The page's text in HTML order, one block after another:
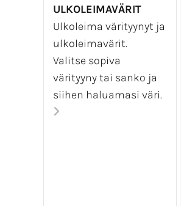
TUE SUOMALAISTA TYÖTÄ.
ULKOLEIMAVÄRIT
Ulkoleima värityynyt ja
ulkoleimavärit.
Valitse sopiva
värityyny tai sanko ja
siihen haluamasi väri.